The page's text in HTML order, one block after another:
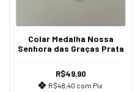
Colar Medalha Nossa
Senhora das Graças Prata
R$49,90
R$48,40 com Pix